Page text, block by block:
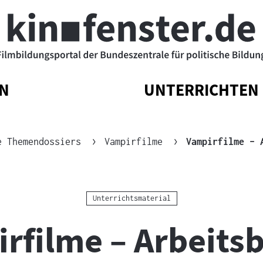
UNTERRICHTEN
Vampirfilme Vampirfilme –
Kategorie:
Unterrichtsmaterial
–